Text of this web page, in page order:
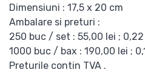
Dimensiuni : 17,5 x 20 cm
Ambalare si preturi :
250 buc / set : 55,00 lei ;
1000 buc / bax : 190,00 lei ;
Preturile contin TVA .